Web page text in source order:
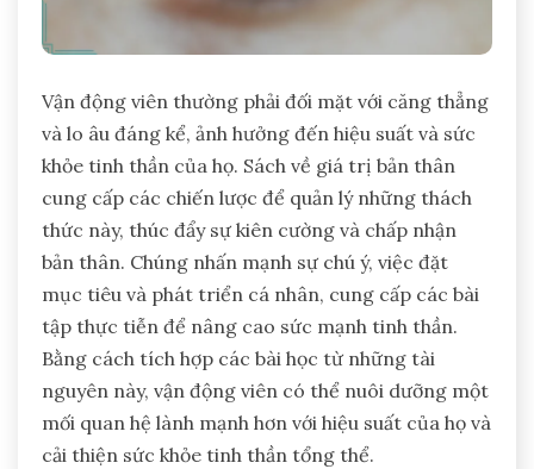
Vận động viên thường phải đối mặt với căng thẳng
và lo âu đáng kể, ảnh hưởng đến hiệu suất và sức
khỏe tinh thần của họ. Sách về giá trị bản thân
cung cấp các chiến lược để quản lý những thách
thức này, thúc đẩy sự kiên cường và chấp nhận
bản thân. Chúng nhấn mạnh sự chú ý, việc đặt
mục tiêu và phát triển cá nhân, cung cấp các bài
tập thực tiễn để nâng cao sức mạnh tinh thần.
Bằng cách tích hợp các bài học từ những tài
nguyên này, vận động viên có thể nuôi dưỡng một
mối quan hệ lành mạnh hơn với hiệu suất của họ và
cải thiện sức khỏe tinh thần tổng thể.